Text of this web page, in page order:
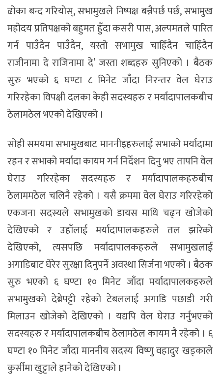
ढोका बन्द गरियोस्, सभामुखले निष्पक्ष बन्नैपर्छ पर्छ, सभामुख
महोदय प्रतिपक्षको बहुमत हुँदा कसरी पास, अल्पमतले पारित
गर्न पाउँदैन पाउँदैन, यस्तो सभामुख चाहिँदैन चाहिँदैन
राजीनामा दे राजिनामा दे’ जस्ता शब्दहरु सुनिएको । बैठक
सुरु भएको ६ घण्टा ८ मिनेट जाँदा निरन्तर वेल घेराउ
गरिरहेका विपक्षी दलका केही सदस्यहरु र मर्यादापालकबीच
ठेलामठेल भएको देखिएको ।
सोही समयमा सभामुखबाट माननीइहरुलाई सभाको मर्यादामा
रहन र सभाको मर्यादा कायम गर्न निर्देशन दिनु भए तापनि वेल
घेराउ गरिरहेका सदस्यहरु र मर्यादापालकहरुबीच
ठेलाममठेल चलिनै रहेको । यसै क्रममा वेल घेराउ गरिरहेको
एकजना सदस्यले सभामुखको डायस माथि चढ्न खोजेको
देखिएको र उहाँलाई मर्यादापालकहरुले तल झारेको
देखिएको, त्यसपछि मर्यादापालकहरुले सभामुखलाई
अगाडिबाट घेरेर सुरक्षा दिनुपर्ने अवस्था सिर्जना भएको । बैठक
सुरु भएको ६ घण्टा १० मिनेट जाँदा मर्यादापालकहरुले
सभामुखको देब्रेपट्टी रहेको टेबललाई अगाडि पछाडी गरी
मिलाउन खोजेको देखिएको । यद्यपि वेल घेराउ गर्नुभएको
सदस्यहरु र मर्यादापालकबीच ठेलामठेल कायम नै रहेको । ६
घण्टा १० मिनेट जाँदा माननीय सदस्य विष्णु वहादुर खड्काले
कुर्सीमा खुट्टाले हानेको देखिएको ।